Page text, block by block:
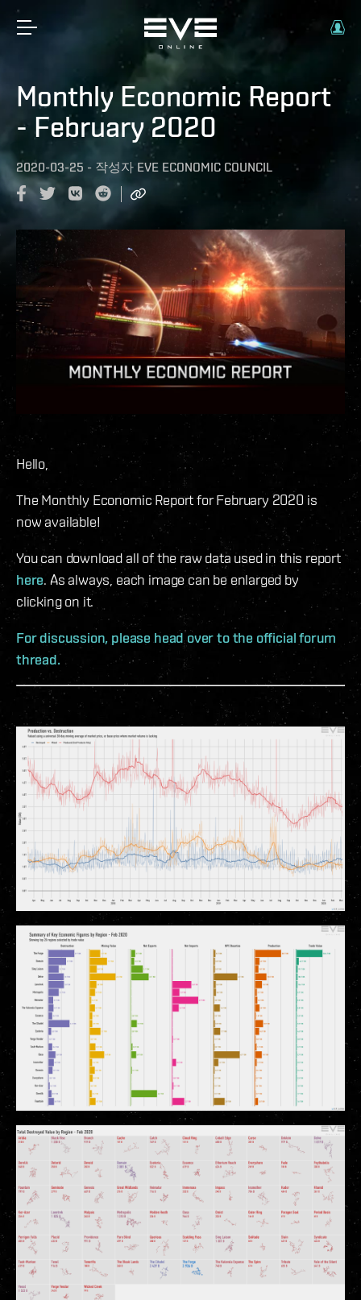
Monthly Economic Report
- February 2020
2020-03-25 - 작성자 EVE ECONOMIC COUNCIL
Hello,
The Monthly Economic Report for February 2020 is
now available!
You can download all of the raw data used in this report
here. As always, each image can be enlarged by
clicking on it.
For discussion, please head over to the official forum
thread.